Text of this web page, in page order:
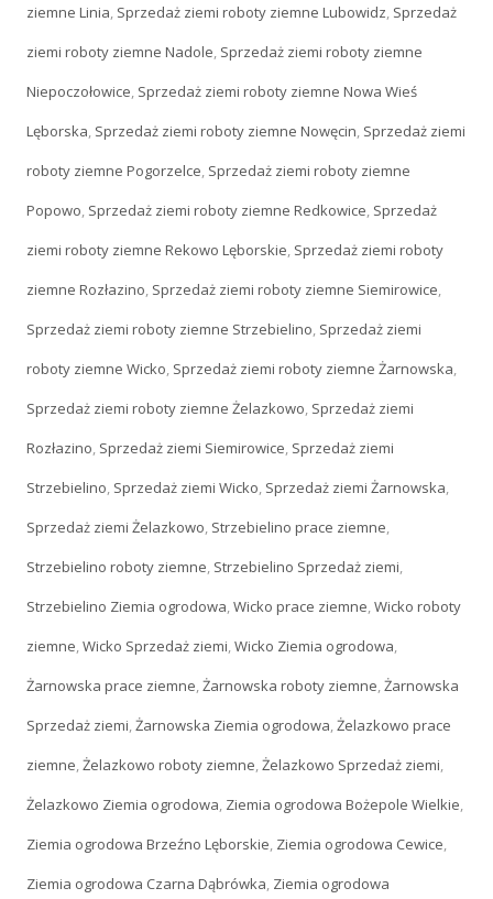
ziemne Linia, Sprzedaż ziemi roboty ziemne Lubowidz, Sprzedaż
ziemi roboty ziemne Nadole, Sprzedaż ziemi roboty ziemne
Niepoczołowice, Sprzedaż ziemi roboty ziemne Nowa Wieś
Lęborska, Sprzedaż ziemi roboty ziemne Nowęcin, Sprzedaż ziemi
roboty ziemne Pogorzelce, Sprzedaż ziemi roboty ziemne
Popowo, Sprzedaż ziemi roboty ziemne Redkowice, Sprzedaż
ziemi roboty ziemne Rekowo Lęborskie, Sprzedaż ziemi roboty
ziemne Rozłazino, Sprzedaż ziemi roboty ziemne Siemirowice,
Sprzedaż ziemi roboty ziemne Strzebielino, Sprzedaż ziemi
roboty ziemne Wicko, Sprzedaż ziemi roboty ziemne Żarnowska,
Sprzedaż ziemi roboty ziemne Żelazkowo, Sprzedaż ziemi
Rozłazino, Sprzedaż ziemi Siemirowice, Sprzedaż ziemi
Strzebielino, Sprzedaż ziemi Wicko, Sprzedaż ziemi Żarnowska,
Sprzedaż ziemi Żelazkowo, Strzebielino prace ziemne,
Strzebielino roboty ziemne, Strzebielino Sprzedaż ziemi,
Strzebielino Ziemia ogrodowa,Wicko prace ziemne,Wicko roboty
ziemne,Wicko Sprzedaż ziemi,Wicko Ziemia ogrodowa,
Żarnowska prace ziemne,Żarnowska roboty ziemne,Żarnowska
Sprzedaż ziemi,Żarnowska Ziemia ogrodowa,Żelazkowo prace
ziemne,Żelazkowo roboty ziemne,Żelazkowo Sprzedaż ziemi,
Żelazkowo Ziemia ogrodowa, Ziemia ogrodowa Bożepole Wielkie,
Ziemia ogrodowa Brzeźno Lęborskie, Ziemia ogrodowa Cewice,
Ziemia ogrodowa Czarna Dąbrówka, Ziemia ogrodowa